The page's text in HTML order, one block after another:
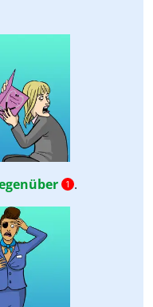
1 .